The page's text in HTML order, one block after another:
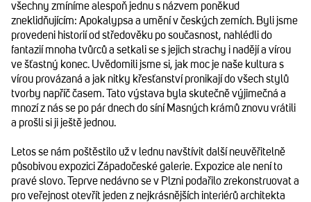
všechny zmíníme alespoň jednu s názvem poněkud
zneklidňujícím: Apokalypsa a umění v českých zemích. Byli jsme
provedeni historií od středověku po současnost, nahlédli do
fantazií mnoha tvůrců a setkali se s jejich strachy i nadějí a vírou
ve šťastný konec. Uvědomili jsme si, jak moc je naše kultura s
vírou provázaná a jak nitky křesťanství pronikají do všech stylů
tvorby napříč časem. Tato výstava byla skutečně výjimečná a
mnozí z nás se po pár dnech do síní Masných krámů znovu vrátili
a prošli si ji ještě jednou.
Letos se nám poštěstilo už v lednu navštívit další neuvěřitelně
působivou expozici Západočeské galerie. Expozice ale není to
pravé slovo. Teprve nedávno se v Plzni podařilo zrekonstruovat a
pro veřejnost otevřít jeden z nejkrásnějších interiérů architekta